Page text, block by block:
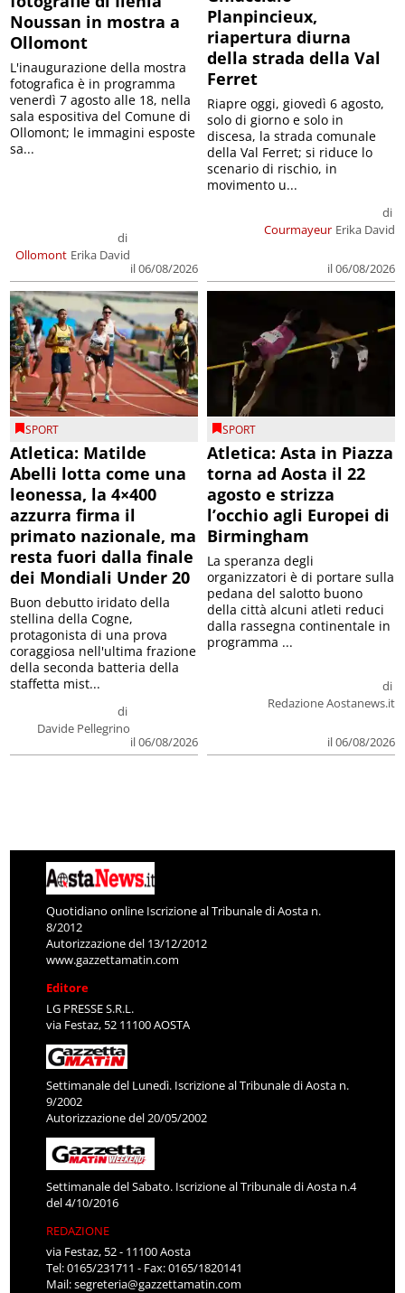
Noussan in mostra a
Ollomont
Ollomont
di
Erika David
il 06/08/2026
L'inaugurazione della mostra
fotografica è in programma
venerdì 7 agosto alle 18, nella
sala espositiva del Comune di
Ollomont; le immagini esposte
sa...
Planpincieux,
riapertura diurna
della strada della Val
Ferret
Courmayeur
di
Erika David
il 06/08/2026
Riapre oggi, giovedì 6 agosto,
solo di giorno e solo in
discesa, la strada comunale
della Val Ferret; si riduce lo
scenario di rischio, in
movimento u...
SPORT
Atletica: Matilde
Abelli lotta come una
leonessa, la 4×400
azzurra firma il
primato nazionale, ma
resta fuori dalla finale
dei Mondiali Under 20
di
Davide Pellegrino
il 06/08/2026
Buon debutto iridato della
stellina della Cogne,
protagonista di una prova
coraggiosa nell'ultima frazione
della seconda batteria della
staffetta mist...
SPORT
Atletica: Asta in Piazza
torna ad Aosta il 22
agosto e strizza
l’occhio agli Europei di
Birmingham
di
Redazione Aostanews.it
il 06/08/2026
La speranza degli
organizzatori è di portare sulla
pedana del salotto buono
della città alcuni atleti reduci
dalla rassegna continentale in
programma ...
Quotidiano online Iscrizione al Tribunale di Aosta n.
8/2012
Autorizzazione del 13/12/2012
www.gazzettamatin.com
Editore
LG PRESSE S.R.L.
via Festaz, 52 11100 AOSTA
Settimanale del Lunedì. Iscrizione al Tribunale di Aosta n.
9/2002
Autorizzazione del 20/05/2002
Settimanale del Sabato. Iscrizione al Tribunale di Aosta n.4
del 4/10/2016
REDAZIONE
via Festaz, 52 - 11100 Aosta
Tel: 0165/231711 - Fax: 0165/1820141
Mail:segreteria@gazzettamatin.com